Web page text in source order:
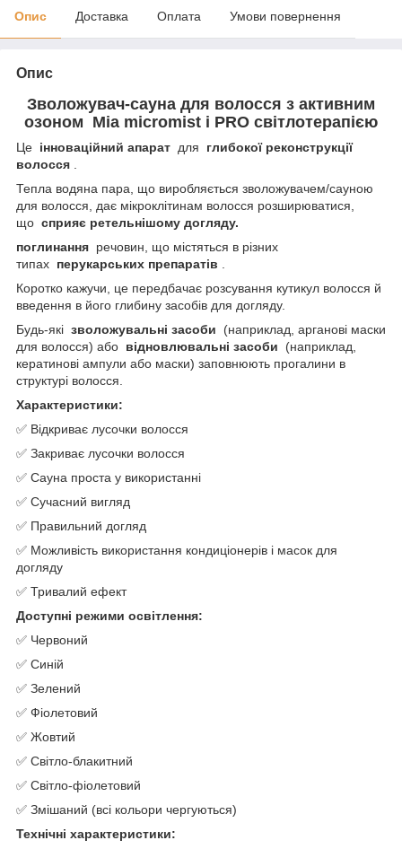
Опис Доставка Оплата Умови повернення
Опис
Зволожувач-сауна для волосся з активним
озоном Mia micromist і PRO світлотерапією
Це інноваційний апарат для глибокої реконструкції
волосся
Тепла водяна пара, що виробляється зволожувачем/сауною
для волосся, дає мікроклітинам волосся розширюватися,
що сприяє ретельнішому догляду.
поглинання речовин, що містяться в різних
типах перукарських препаратів
Коротко кажучи, це передбачає розсування кутикул волосся й
введення в його глибину засобів для догляду.
Будь-які зволожувальні засоби (наприклад, арганові маски
для волосся) або відновлювальні засоби (наприклад,
кератинові ампули або маски) заповнюють прогалини в
структурі волосся.
Характеристики:
✅ Відкриває лусочки волосся
✅ Закриває лусочки волосся
✅ Сауна проста у використанні
✅ Сучасний вигляд
✅ Правильний догляд
✅ Можливість використання кондиціонерів і масок для
догляду
✅ Тривалий ефект
Доступні режими освітлення:
✅ Червоний
✅ Синій
✅ Зелений
✅ Фіолетовий
✅ Жовтий
✅ Світло-блакитний
✅ Світло-фіолетовий
✅ Змішаний (всі кольори чергуються)
Технічні характеристики: